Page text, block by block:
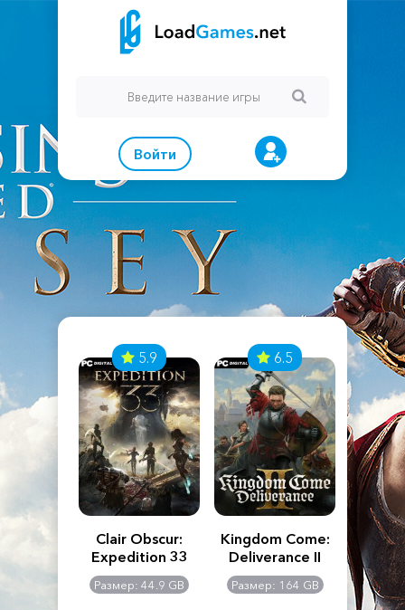
Войти
Creed
5.9
Clair Obscur:
Expedition 33
Размер: 44.9 GB
6.5
Kingdom Come:
Deliverance II
Размер: 164 GB
The